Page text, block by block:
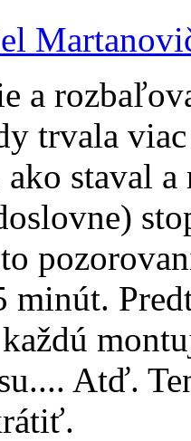
a
trvala
staval a
minút.
Atď.